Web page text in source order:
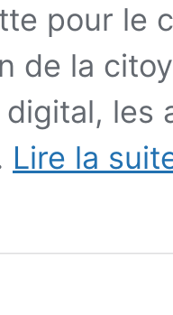
pour le
de la
les
Lire la